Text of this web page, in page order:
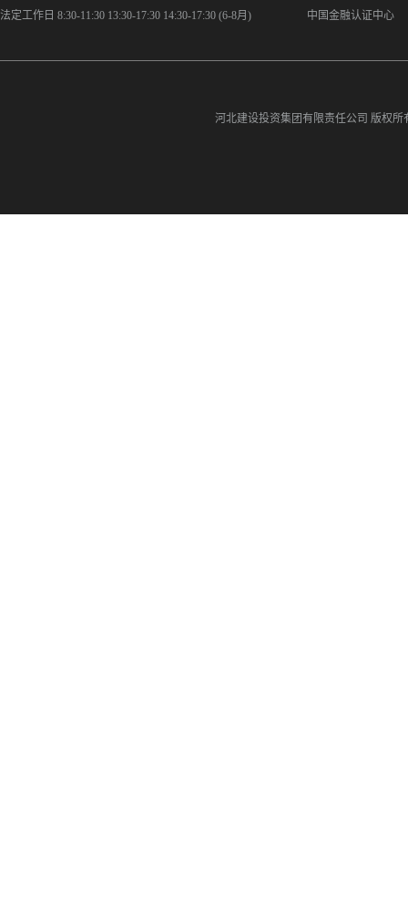
法定工作日 8:30-11:30 13:30-17:30 14:30-17:30 (6-8月) 中国金融认证中心
河北建设投资集团有限责任公司 版权所